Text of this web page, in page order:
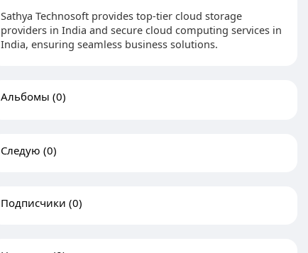
Sathya Technosoft provides top-tier cloud storage
providers in India and secure cloud computing services in
India, ensuring seamless business solutions.
Альбомы (0)
Следую (0)
Подписчики (0)